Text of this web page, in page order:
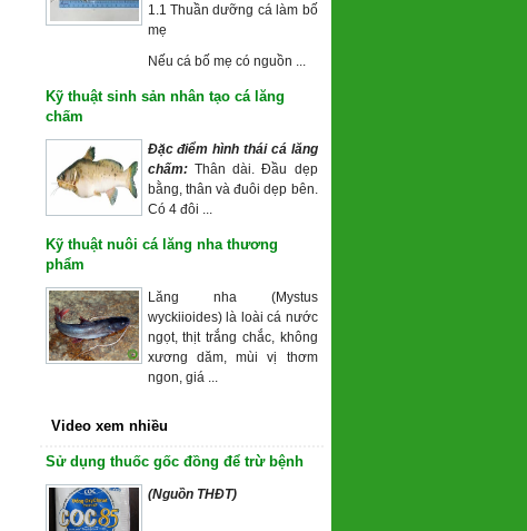
1.1 Thuần dưỡng cá làm bố
mẹ
Nếu cá bố mẹ có nguồn ...
Kỹ thuật sinh sản nhân tạo cá lăng
chấm
Đặc điểm hình thái cá lăng
chấm:Thân dài. Đầu dẹp
bằng, thân và đuôi dẹp bên.
Có 4 đôi ...
Kỹ thuật nuôi cá lăng nha thương
phẩm
Lăng nha (Mystus
wyckiioides) là loài cá nước
ngọt, thịt trắng chắc, không
xương dăm, mùi vị thơm
ngon, giá ...
Video xem nhiều
Sử dụng thuốc gốc đồng để trừ bệnh
(Nguồn THĐT)